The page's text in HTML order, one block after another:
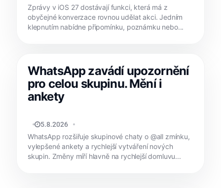
Zprávy v iOS 27 dostávají funkci, která má z
obyčejné konverzace rovnou udělat akci. Jedním
klepnutím nabídne připomínku, poznámku nebo...
WhatsApp zavádí upozornění
pro celou skupinu. Mění i
ankety
MATYÁŠ KOZÁK
5.8.2026
WhatsApp rozšiřuje skupinové chaty o @all zmínku,
vylepšené ankety a rychlejší vytváření nových
skupin. Změny míří hlavně na rychlejší domluvu...